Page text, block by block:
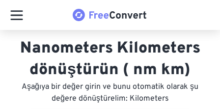
Nanometers Kilometers
dönüştürün ( nm km)
Aşağıya bir değer girin ve bunu otomatik olarak şu
değere dönüştürelim: Kilometers